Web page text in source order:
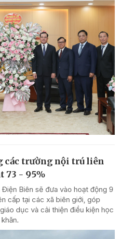
các trường nội trú liên
73 - 95%
Biên sẽ đưa vào hoạt động 9
cấp tại các xã biên giới, góp
dục và cải thiện điều kiện học